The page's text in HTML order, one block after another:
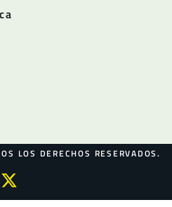
LOS DERECHOS RESERVADOS.